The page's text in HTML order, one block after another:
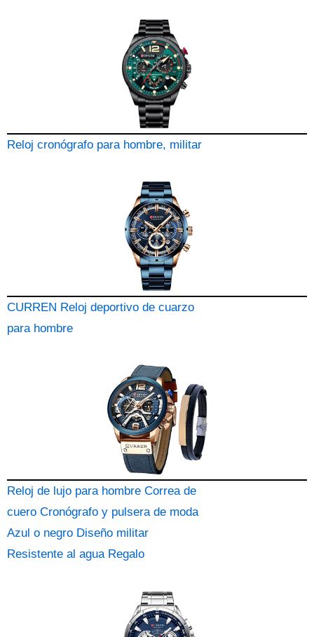
Reloj cronógrafo para hombre, militar
CURREN Reloj deportivo de cuarzo
para hombre
Reloj de lujo para hombre Correa de
cuero Cronógrafo y pulsera de moda
Azul o negro Diseño militar
Resistente al agua Regalo